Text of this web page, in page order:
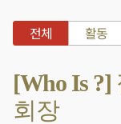
전체 활동
[Who Is
회장